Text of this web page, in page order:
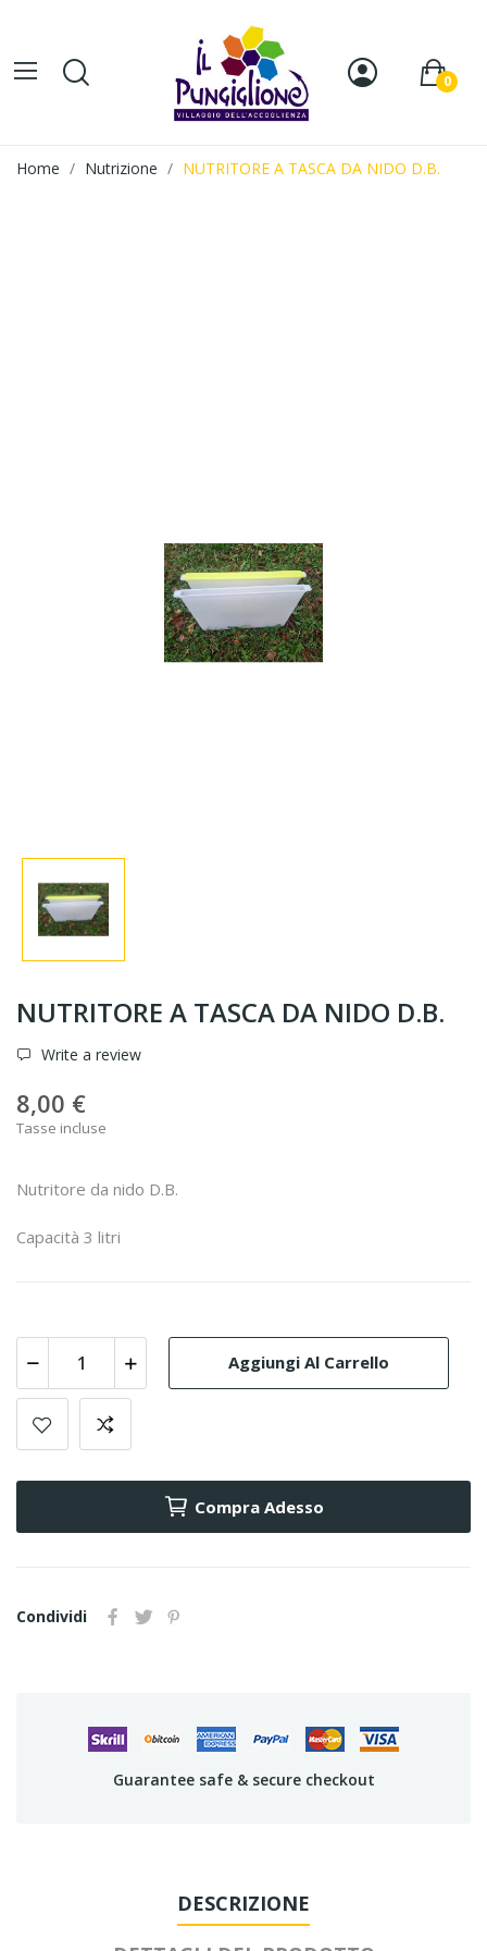
0
Home Nutrizione NUTRITORE A TASCA DA NIDO D.B.
NUTRITORE A TASCA DA NIDO D.B.
Write a review
8,00 €
Tasse incluse
Nutritore da nido D.B.
Capacità 3 litri
Aggiungi Al Carrello
Compra Adesso
Condividi
Guarantee safe & secure checkout
DESCRIZIONE